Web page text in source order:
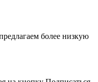
более низкую